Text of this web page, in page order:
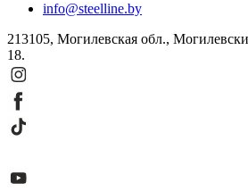
info@steelline.by
213105, Могилевская обл.,
18.